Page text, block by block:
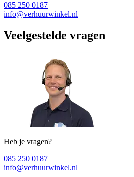
085 250 0187
info@verhuurwinkel.nl
Veelgestelde vragen
Heb je vragen?
085 250 0187
info@verhuurwinkel.nl